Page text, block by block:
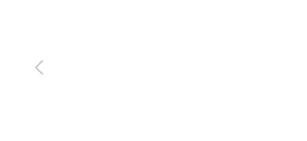
næste